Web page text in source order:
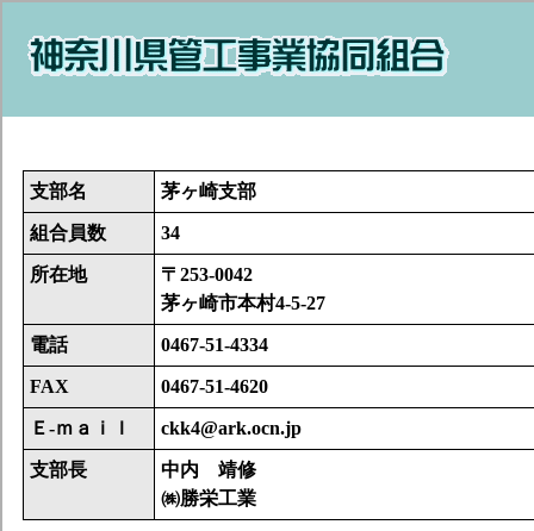
支部名 茅ヶ崎支部
組合員数 34
所在地
〒253-0042
茅ヶ崎市本村4-5-27
電話 0467-51-4334
FAX 0467-51-4620
Ｅ-ｍａｉｌ ckk4@ark.ocn.jp
支部長
中内 靖修
㈱勝栄工業